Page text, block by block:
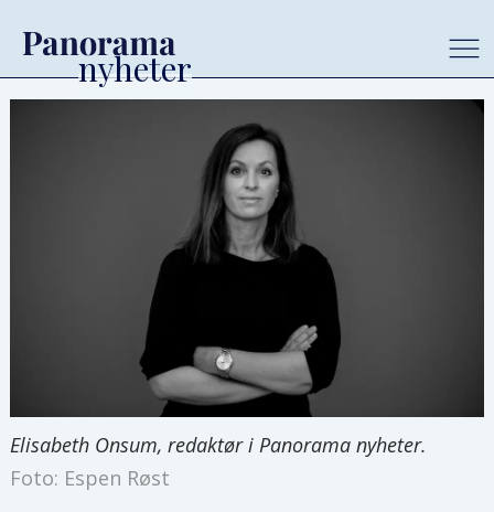
Elisabeth Onsum, redaktør i Panorama nyheter.
Foto: Espen Røst